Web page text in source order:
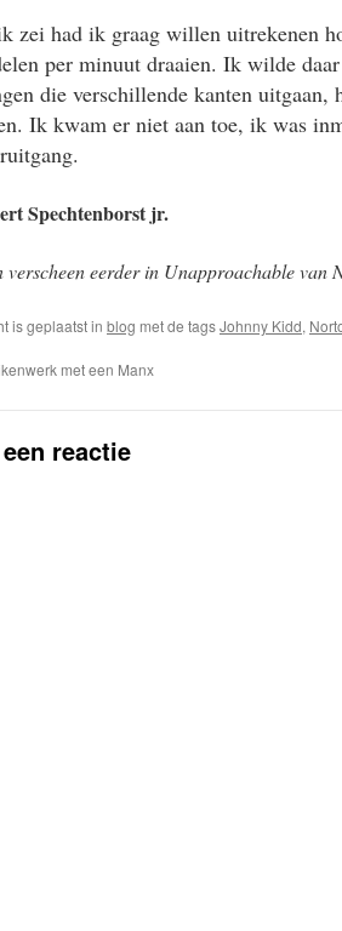
zei had ik graag willen uitrekenen
per minuut draaien. Ik wilde
die verschillende kanten uitgaan,
Ik kwam er niet aan toe, ik was
Spechtenborst jr.
verscheen eerder in Unapproachable van
is geplaatst in blog met de tagsJohnny Kidd,
met een Manx
reactie